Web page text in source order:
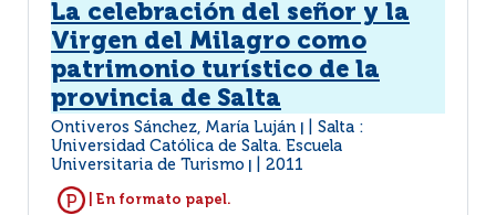
La celebración del señor y la
Virgen del Milagro como
patrimonio turístico de la
provincia de Salta
Ontiveros Sánchez, María Luján
Salta :
Universidad Católica de Salta. Escuela
Universitaria de Turismo
2011
| En formato papel.